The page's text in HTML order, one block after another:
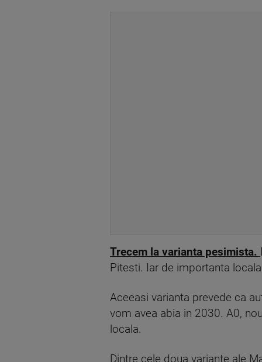
Trecem la varianta pesimista.
Pitesti. Iar de importanta
Aceeasi varianta prevede ca
vom avea abia in 2030. A0,
locala.
Dintre cele doua variante ale